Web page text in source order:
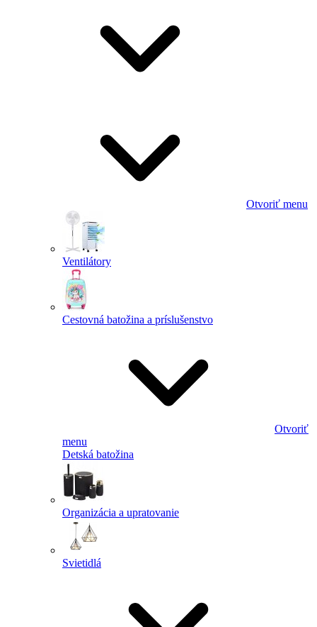
Otvoriť menu
Ventilátory
Cestovná batožina a príslušenstvo
Otvoriť
menu
Detská batožina
Organizácia a upratovanie
Svietidlá